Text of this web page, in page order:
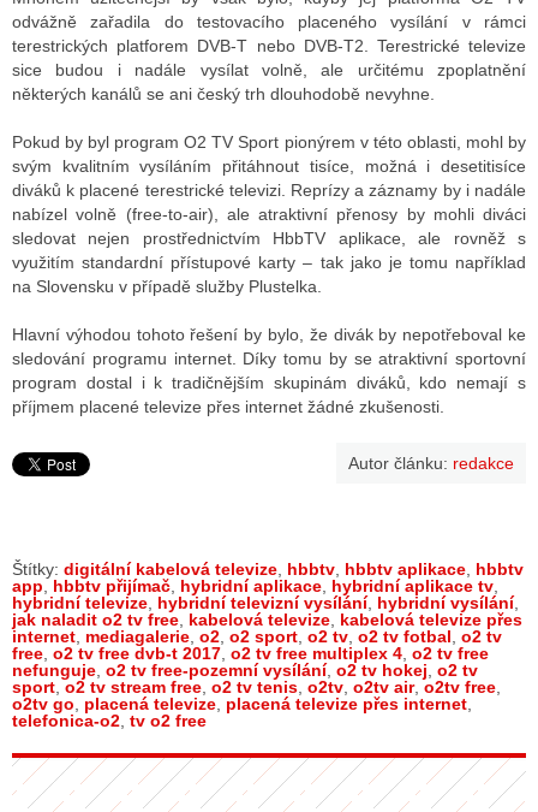
odvážně zařadila do testovacího placeného vysílání v rámci
terestrických platforem DVB-T nebo DVB-T2. Terestrické televize
sice budou i nadále vysílat volně, ale určitému zpoplatnění
některých kanálů se ani český trh dlouhodobě nevyhne.
Pokud by byl program O2 TV Sport pionýrem v této oblasti, mohl by
svým kvalitním vysíláním přitáhnout tisíce, možná i desetitisíce
diváků k placené terestrické televizi. Reprízy a záznamy by i nadále
nabízel volně (free-to-air), ale atraktivní přenosy by mohli diváci
sledovat nejen prostřednictvím HbbTV aplikace, ale rovněž s
využitím standardní přístupové karty – tak jako je tomu například
na Slovensku v případě služby Plustelka.
Hlavní výhodou tohoto řešení by bylo, že divák by nepotřeboval ke
sledování programu internet. Díky tomu by se atraktivní sportovní
program dostal i k tradičnějším skupinám diváků, kdo nemají s
příjmem placené televize přes internet žádné zkušenosti.
Autor článku: redakce
Štítky: digitální kabelová televize hbbtv hbbtv aplikace hbbtv
app
hbbtv přijímač hybridní aplikace hybridní aplikace tv
hybridní televize hybridní televizní vysílání, hybridní vysílání,
jak naladit o2 tv free kabelová televize kabelová televize přes
internet mediagalerie o2 o2 sport o2 tv o2 tv fotbal o2 tv
free o2 tv free dvb-t 2017 o2 tv free multiplex 4 o2 tv free
nefunguje o2 tv free-pozemní vysílání, o2 tv hokej o2 tv
sport o2 tv stream free o2 tv tenis o2tv o2tv air, o2tv free
o2tv go
placená televize placená televize přes internet
telefonica-o2 tv o2 free